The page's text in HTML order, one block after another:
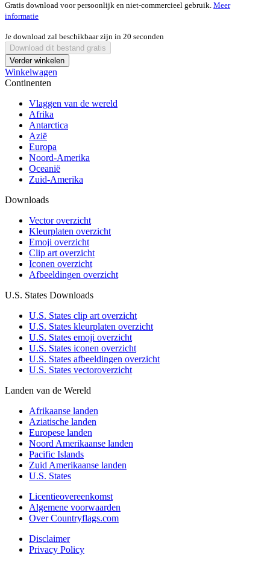
Gratis download voor persoonlijk en niet-commercieel gebruik. Meer
informatie
Je download zal beschikbaar zijn in 20 seconden
Download dit bestand gratis
Verder winkelen
Winkelwagen
Continenten
Vlaggen van de wereld
Afrika
Antarctica
Azië
Europa
Noord-Amerika
Oceanië
Zuid-Amerika
Downloads
Vector overzicht
Kleurplaten overzicht
Emoji overzicht
Clip art overzicht
Iconen overzicht
Afbeeldingen overzicht
U.S. States Downloads
U.S. States clip art overzicht
U.S. States kleurplaten overzicht
U.S. States emoji overzicht
U.S. States iconen overzicht
U.S. States afbeeldingen overzicht
U.S. States vectoroverzicht
Landen van de Wereld
Afrikaanse landen
Aziatische landen
Europese landen
Noord Amerikaanse landen
Pacific Islands
Zuid Amerikaanse landen
U.S. States
Licentieovereenkomst
Algemene voorwaarden
Over Countryflags.com
Disclaimer
Privacy Policy